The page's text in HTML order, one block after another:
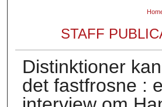
STAFF
Distinktioner
det fastfrosne :